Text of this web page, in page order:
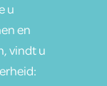
u
en
vindt u